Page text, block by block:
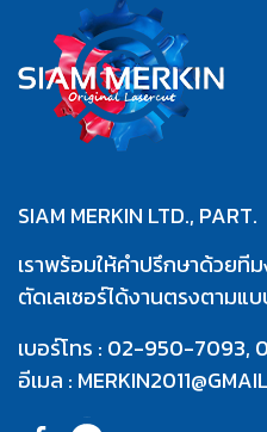
SIAM MERKIN LTD., PART.
เราพร้อมให้คำปรึกษาด้วยที
ตัดเลเซอร์ได้งานตรงตามแ
เบอร์โทร : 02-950-7093,
อีเมล :